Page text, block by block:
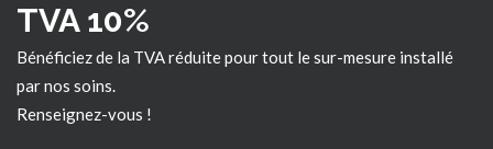
TVA 10%
Bénéficiez de la TVA réduite pour tout le sur-mesure installé
par nos soins.
Renseignez-vous !